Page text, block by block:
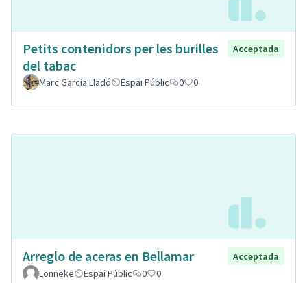
Petits contenidors per les burilles
del tabac
Acceptada
Marc García Lladó Espai Públic 0 0
Arreglo de aceras en Bellamar
Acceptada
Lonneke
Espai Públic 0 0